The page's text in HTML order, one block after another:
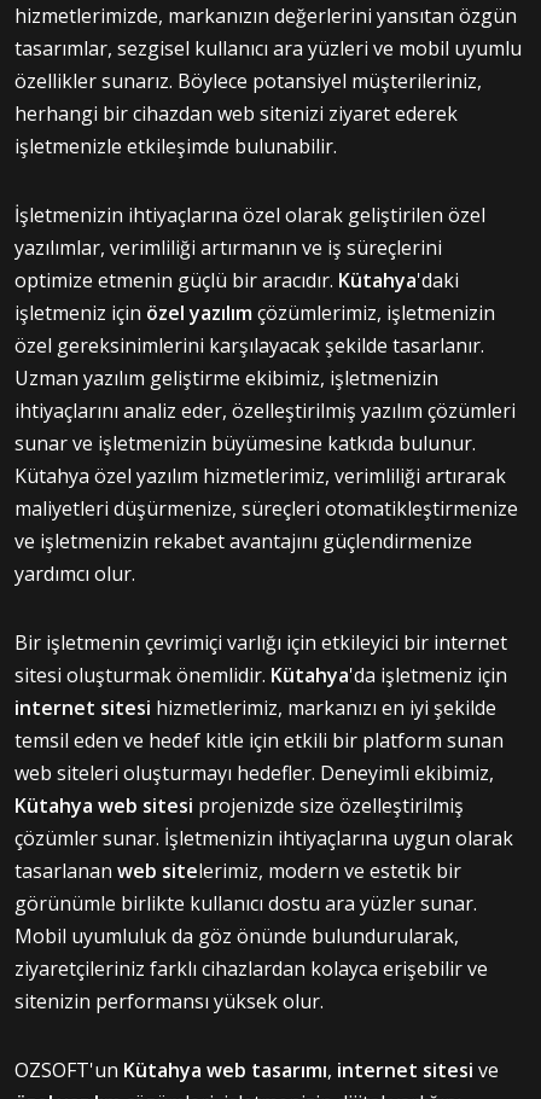
hizmetlerimizde, markanızın değerlerini yansıtan özgün
tasarımlar, sezgisel kullanıcı ara yüzleri ve mobil uyumlu
özellikler sunarız. Böylece potansiyel müşterileriniz,
herhangi bir cihazdan web sitenizi ziyaret ederek
işletmenizle etkileşimde bulunabilir.
İşletmenizin ihtiyaçlarına özel olarak geliştirilen özel
yazılımlar, verimliliği artırmanın ve iş süreçlerini
optimize etmenin güçlü bir aracıdır. Kütahya'daki
işletmeniz için özel yazılımçözümlerimiz, işletmenizin
özel gereksinimlerini karşılayacak şekilde tasarlanır.
Uzman yazılım geliştirme ekibimiz, işletmenizin
ihtiyaçlarını analiz eder, özelleştirilmiş yazılım çözümleri
sunar ve işletmenizin büyümesine katkıda bulunur.
Kütahya özel yazılım hizmetlerimiz, verimliliği artırarak
maliyetleri düşürmenize, süreçleri otomatikleştirmenize
ve işletmenizin rekabet avantajını güçlendirmenize
yardımcı olur.
Bir işletmenin çevrimiçi varlığı için etkileyici bir internet
sitesi oluşturmak önemlidir. Kütahya'da işletmeniz için
internet sitesi hizmetlerimiz, markanızı en iyi şekilde
temsil eden ve hedef kitle için etkili bir platform sunan
web siteleri oluşturmayı hedefler. Deneyimli ekibimiz,
Kütahya web sitesi projenizde size özelleştirilmiş
çözümler sunar. İşletmenizin ihtiyaçlarına uygun olarak
tasarlanan web sitelerimiz, modern ve estetik bir
görünümle birlikte kullanıcı dostu ara yüzler sunar.
Mobil uyumluluk da göz önünde bulundurularak,
ziyaretçileriniz farklı cihazlardan kolayca erişebilir ve
sitenizin performansı yüksek olur.
OZSOFT'un Kütahya web tasarımı, internet sitesi ve